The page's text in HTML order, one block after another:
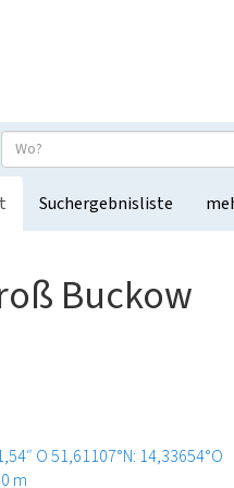
Suchergebnisliste
Buckow
O51,61107°N: 14,33654°O
m